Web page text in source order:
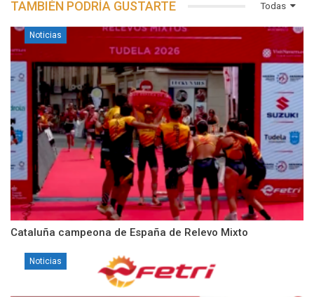
Todas
TAMBIÉN PODRÍA GUSTARTE
Noticias
Cataluña campeona de España de Relevo Mixto
Noticias